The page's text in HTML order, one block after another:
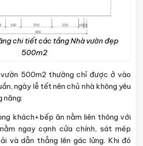
chi tiết các tầng Nhà vườn đẹp
500m2
500m2thường chỉ được ở vào
ngày lễ tết nên chủ nhà không yêu
năng:
khách+bếp ăn nằm liên thông với
ngay cạnh cửa chính, sát mép
và dẫn thẳng lên gác lửng. Khi đó